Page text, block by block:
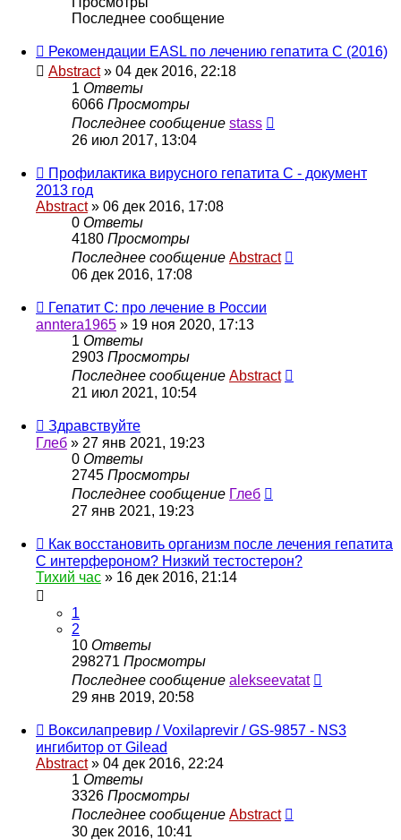
Последнее сообщение
Рекомендации EASL по лечению гепатита С (2016)
Abstract» 04 дек 2016, 22:18
1 Ответы
6066 Просмотры
Последнее сообщение stass
26 июл 2017, 13:04
Профилактика вирусного гепатита C - документ
2013 год
Abstract» 06 дек 2016, 17:08
0 Ответы
4180 Просмотры
Последнее сообщение Abstract
06 дек 2016, 17:08
Гепатит С: про лечение в России
anntera1965 » 19 ноя 2020, 17:13
1 Ответы
2903 Просмотры
Последнее сообщение Abstract
21 июл 2021, 10:54
Здравствуйте
Глеб » 27 янв 2021, 19:23
0 Ответы
2745 Просмотры
Последнее сообщение Глеб
27 янв 2021, 19:23
Как восстановить организм после лечения гепатита
С интерфероном? Низкий тестостерон?
Тихий час » 16 дек 2016, 21:14
1
2
10 Ответы
298271 Просмотры
Последнее сообщение alekseevatat
29 янв 2019, 20:58
Воксилапревир / Voxilaprevir / GS-9857 - NS3
ингибитор от Gilead
Abstract» 04 дек 2016, 22:24
1 Ответы
3326 Просмотры
Последнее сообщение Abstract
30 дек 2016, 10:41